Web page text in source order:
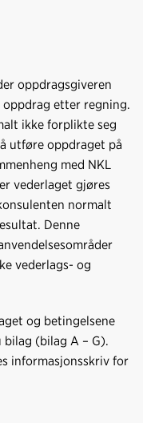
oppdragsgiveren
etter regning.
ikke forplikte seg
utføre oppdraget på
med NKL
vederlaget gjøres
normalt
Denne
vederlags- og
og betingelsene
(bilag A – G).
informasjonsskriv for